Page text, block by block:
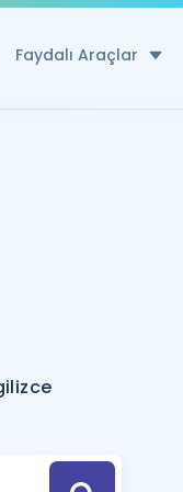
Faydalı Araçlar
Hesaplama Aracı
için Öneriler
Tek Takvimde